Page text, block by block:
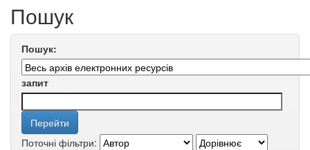
Пошук
Пошук:
запит
Поточні фільтри: